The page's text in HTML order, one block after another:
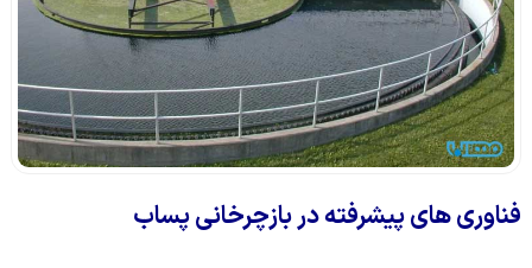
فناوری های پیشرفته در بازچرخانی پساب